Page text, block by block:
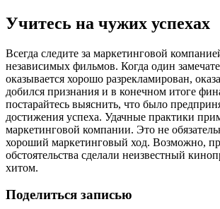
Учитесь на чужих успехах
Всегда следите за маркетинговой
независимых фильмов. Когда один
оказывается хорошо разрекламирован,
добился признания и в конечном итоге
постарайтесь выяснить, что было
достижения успеха. Удачные практики
маркетинговой компании. Это не
хороший маркетинговый ход. Возможно,
обстоятельства сделали неизвестный
хитом.
Поделиться записью